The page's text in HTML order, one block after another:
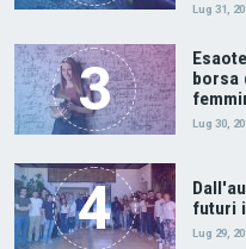
Lug 31,
borsa
Lug 30,
futuri
Lug 29,